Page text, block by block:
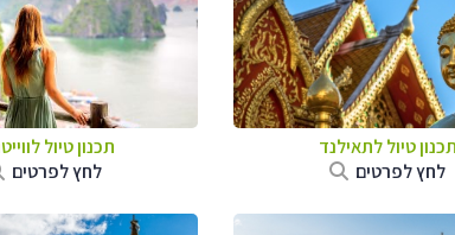
תכנון טיול לתאילנד
לחץ לפרטים
תכנון טיול
לחץ לפרטים